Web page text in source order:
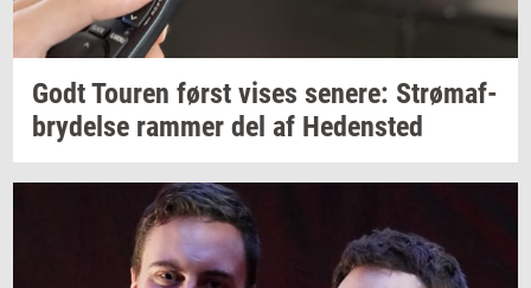
GodtTou­ren først vises se­ne­re: Strø­maf­
bry­del­se ram­mer del af He­den­sted